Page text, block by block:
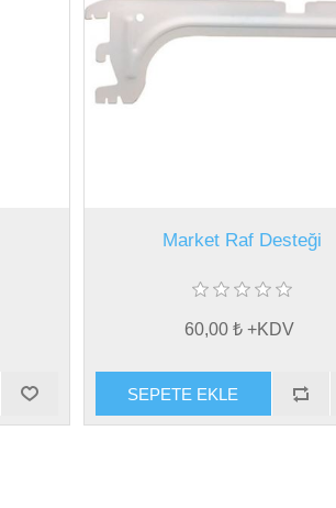
Market Raf Desteği
60,00 ₺ +KDV